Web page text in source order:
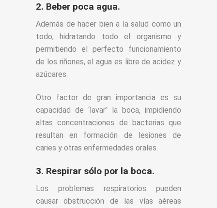
2. Beber poca agua.
Además de hacer bien a la salud como un
todo, hidratando todo el organismo y
permitiendo el perfecto funcionamiento
de los riñones, el agua es libre de acidez y
azúcares.
Otro factor de gran importancia es su
capacidad de ‘lavar’ la boca, impidiendo
altas concentraciones de bacterias que
resultan en formación de lesiones de
caries y otras enfermedades orales.
3. Respirar sólo por la boca.
Los problemas respiratorios pueden
causar obstrucción de las vías aéreas